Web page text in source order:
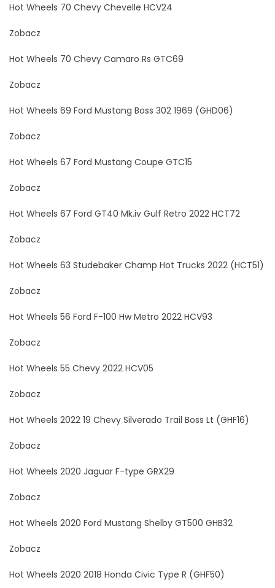
Hot Wheels 70 Chevy Chevelle HCV24
Zobacz
Hot Wheels 70 Chevy Camaro Rs GTC69
Zobacz
Hot Wheels 69 Ford Mustang Boss 302 1969 (GHD06)
Zobacz
Hot Wheels 67 Ford Mustang Coupe GTC15
Zobacz
Hot Wheels 67 Ford GT40 Mk.iv Gulf Retro 2022 HCT72
Zobacz
Hot Wheels 63 Studebaker Champ Hot Trucks 2022 (HCT51)
Zobacz
Hot Wheels 56 Ford F-100 Hw Metro 2022 HCV93
Zobacz
Hot Wheels 55 Chevy 2022 HCV05
Zobacz
Hot Wheels 2022 19 Chevy Silverado Trail Boss Lt (GHF16)
Zobacz
Hot Wheels 2020 Jaguar F-type GRX29
Zobacz
Hot Wheels 2020 Ford Mustang Shelby GT500 GHB32
Zobacz
Hot Wheels 2020 2018 Honda Civic Type R (GHF50)